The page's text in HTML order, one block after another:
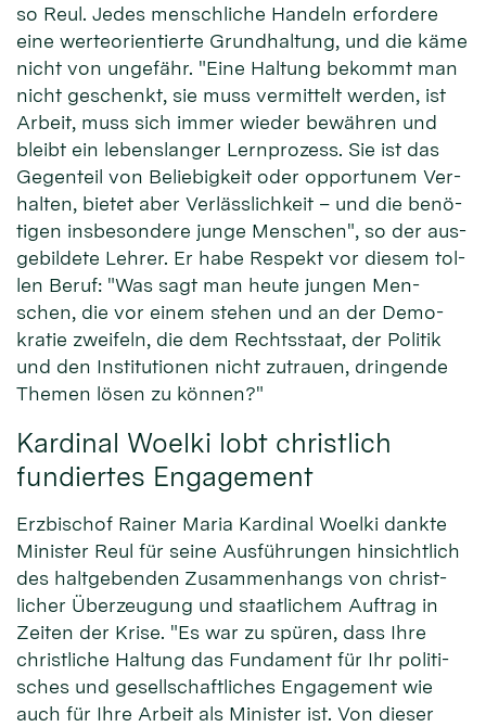
so Reul. Jedes mensch­liche Han­deln er­for­dere
eine werte­orien­tier­te Grund­hal­tung, und die kä­me
nicht von un­ge­fähr. "Eine Hal­tung be­kommt man
nicht ge­schenkt, sie muss ver­mit­telt wer­den, ist
Ar­beit, muss sich im­mer wie­der be­währen und
bleibt ein lebens­lan­ger Lern­prozess. Sie ist das
Gegen­teil von Be­liebig­keit oder op­por­tunem Ver­
halten, bie­tet aber Ver­läss­lichkeit – und die be­nö­
tigen ins­beson­dere junge Men­schen", so der aus­
gebil­dete Lehrer. Er habe Re­spekt vor die­sem tol­
len Beruf: "Was sagt man heute jun­gen Men­
schen, die vor ei­nem ste­hen und an der Demo­
kra­tie zwei­feln, die dem Rechts­staat, der Po­li­tik
und den Insti­tu­tionen nicht zu­trauen, dringende
Themen lösen zu können?"
Kardinal Woelki lobt christlich
fundiertes Engagement
Erz­bischof Rainer Maria Kar­dinal Woelki dankte
Minister Reul für seine Aus­füh­rungen hin­sicht­lich
des halt­ge­ben­den Zu­sammen­hangs von christ­
licher Über­zeu­gung und staat­lichem Auf­trag in
Zei­ten der Kri­se. "Es war zu spü­ren, dass Ihre
christ­liche Hal­tung das Fun­da­ment für Ihr po­liti­
sches und ge­sell­schaft­liches En­gage­ment wie
auch für Ih­re Ar­beit als Mi­nister ist. Von die­ser